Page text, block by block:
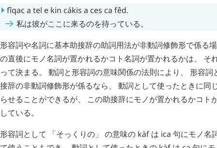
fîqac a tel e kin cákis a ces ca fêd.
私は彼がここに来るのを待っている。
形容詞や名詞に基本助接辞の助詞用法が非動詞修飾形で係る
の直後にモノ名詞が置かれるかコト名詞が置かれるかは、 そ
って決まる。 動詞と形容詞の意味関係の法則により、 形容
接辞の非動詞修飾形が係るなら、 動詞として使ったときに同
らせることができるが、 この助接辞にモノが置かれるかコト
している。
形容詞として 「そっくりの」 の意味の kàf は ica 句にモノ名